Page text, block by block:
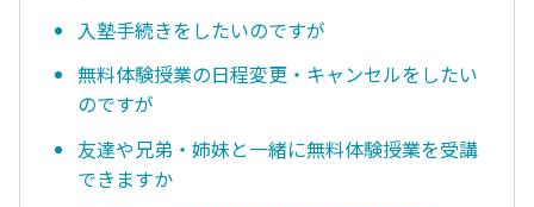
入塾手続きをしたいのですが
無料体験授業の日程変更・キャンセルをしたい
のですが
友達や兄弟・姉妹と一緒に無料体験授業を受講
できますか